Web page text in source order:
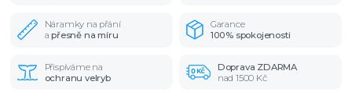
Náramky na přání
apřesně na míru
Garance
100% spokojenosti
Přispíváme na
ochranu velryb
Doprava ZDARMA
nad 1500 Kč